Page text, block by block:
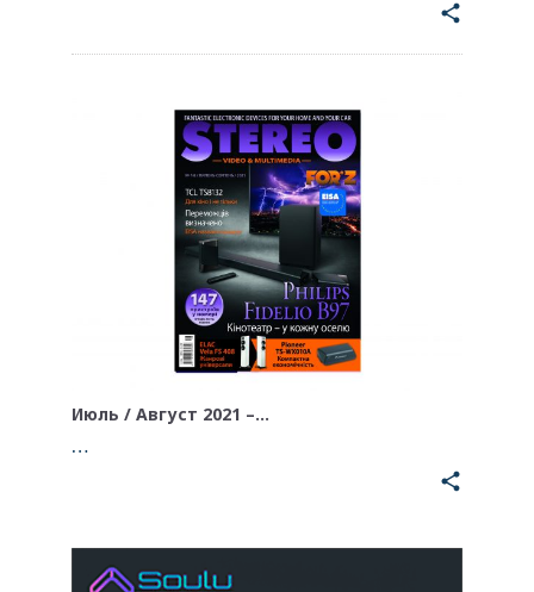
share
Июль / Август 2021 –…
…
share